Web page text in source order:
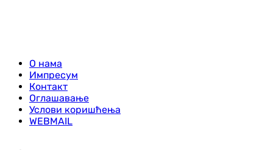
О нама
Импресум
Контакт
Оглашавање
Услови коришћења
WEBMAIL